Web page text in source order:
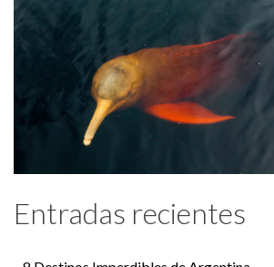
Entradas recientes